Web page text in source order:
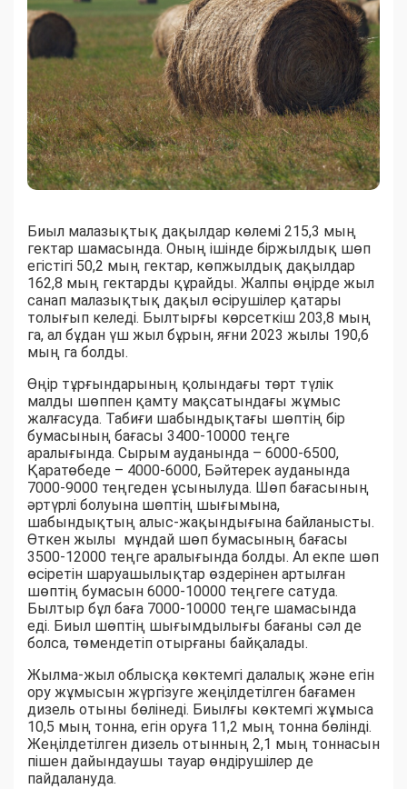
Биыл малазықтық дақылдар көлемі 215,3 мың
гектар шамасында. Оның ішінде біржылдық шөп
егістігі 50,2 мың гектар, көпжылдық дақылдар
162,8 мың гектарды құрайды. Жалпы өңірде жыл
санап малазықтық дақыл өсірушілер қатары
толығып келеді. Былтырғы көрсеткіш 203,8 мың
га, ал бұдан үш жыл бұрын, яғни 2023 жылы 190,6
мың га болды.
Өңір тұрғындарының қолындағы төрт түлік
малды шөппен қамту мақсатындағы жұмыс
жалғасуда. Табиғи шабындықтағы шөптің бір
бумасының бағасы 3400-10000 теңге
аралығында. Сырым ауданында – 6000-6500,
Қаратөбеде – 4000-6000, Бәйтерек ауданында
7000-9000 теңгеден ұсынылуда. Шөп бағасының
әртүрлі болуына шөптің шығымына,
шабындықтың алыс-жақындығына байланысты.
Өткен жылы мұндай шөп бумасының бағасы
3500-12000 теңге аралығында болды. Ал екпе шөп
өсіретін шаруашылықтар өздерінен артылған
шөптің бумасын 6000-10000 теңгеге сатуда.
Былтыр бұл баға 7000-10000 теңге шамасында
еді. Биыл шөптің шығымдылығы бағаны сәл де
болса, төмендетіп отырғаны байқалады.
Жылма-жыл облысқа көктемгі далалық және егін
ору жұмысын жүргізуге жеңілдетілген бағамен
дизель отыны бөлінеді. Биылғы көктемгі жұмыса
10,5 мың тонна, егін оруға 11,2 мың тонна бөлінді.
Жеңілдетілген дизель отынның 2,1 мың тоннасын
пішен дайындаушы тауар өндірушілер де
пайдалануда.